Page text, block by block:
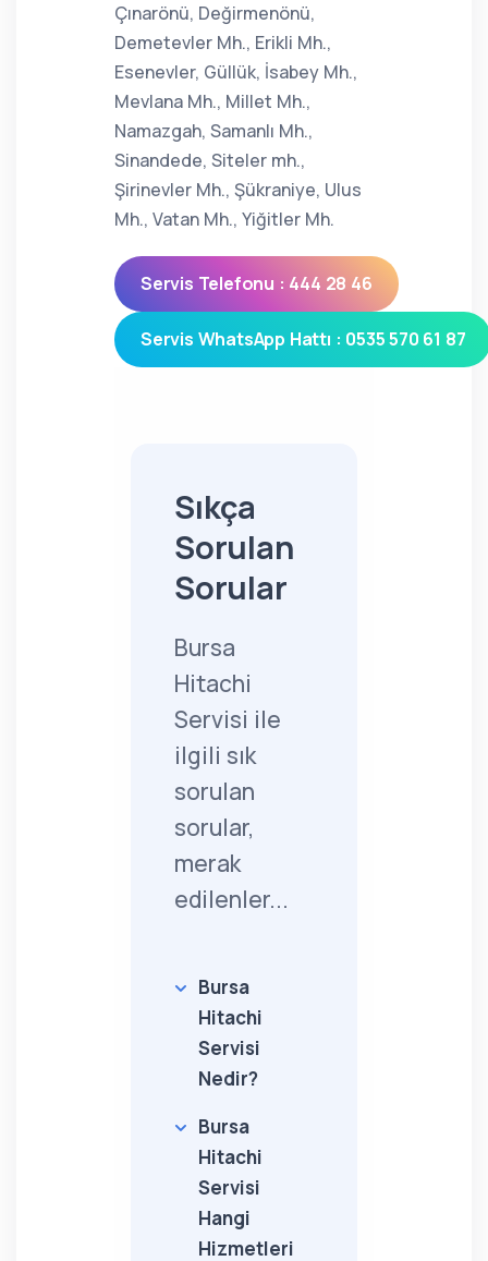
Çınarönü, Değirmenönü,
Demetevler Mh., Erikli Mh.,
Esenevler, Güllük, İsabey Mh.,
Mevlana Mh., Millet Mh.,
Namazgah, Samanlı Mh.,
Sinandede, Siteler mh.,
Şirinevler Mh., Şükraniye, Ulus
Mh., Vatan Mh., Yiğitler Mh.
Servis Telefonu : 444 28 46
Servis WhatsApp Hattı : 0535 570 61 87
Sıkça
Sorulan
Sorular
Bursa
Hitachi
Servisi ile
ilgili sık
sorulan
sorular,
merak
edilenler...
Bursa
Hitachi
Servisi
Nedir?
Bursa
Hitachi
Servisi
Hangi
Hizmetleri